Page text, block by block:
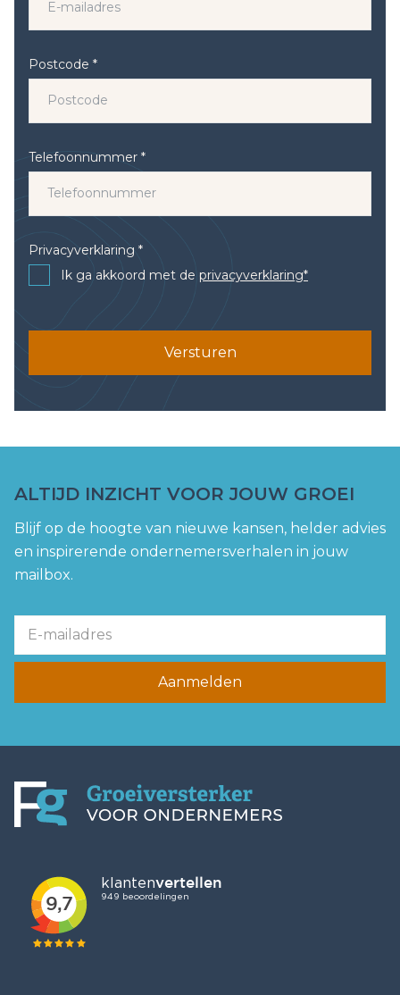
Postcode *
Telefoonnummer *
Privacyverklaring *
Ik ga akkoord met de privacyverklaring*
Versturen
ALTIJD INZICHT VOOR JOUW GROEI
Blijf op de hoogte van nieuwe kansen, helder advies
en inspirerende ondernemersverhalen in jouw
mailbox.
Aanmelden